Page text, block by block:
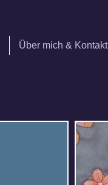
Über mich & Kontakt